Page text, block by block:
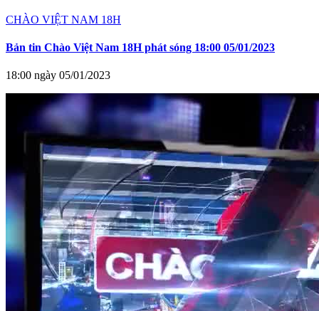
CHÀO VIỆT NAM 18H
Bản tin Chào Việt Nam 18H phát sóng 18:00 05/01/2023
18:00 ngày 05/01/2023